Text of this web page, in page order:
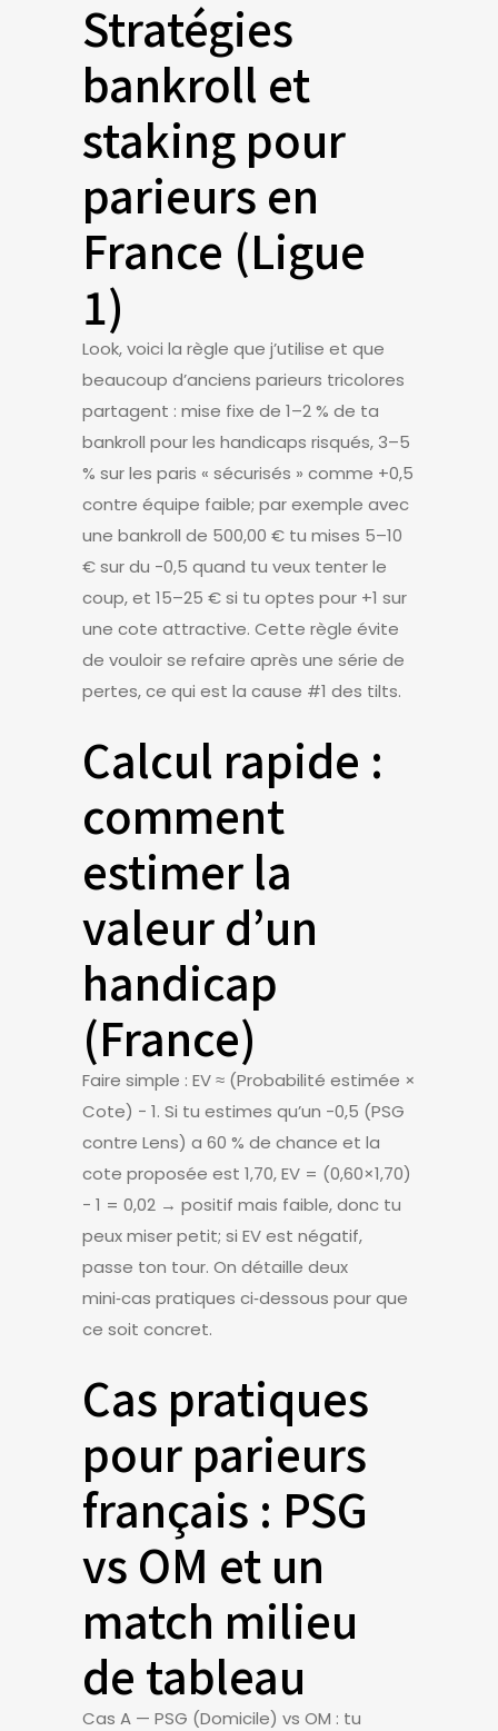
Stratégies
bankroll et
staking pour
parieurs en
France (Ligue
1)
Look, voici la règle que j’utilise et que
beaucoup d’anciens parieurs tricolores
partagent : mise fixe de 1–2 % de ta
bankroll pour les handicaps risqués, 3–5
% sur les paris « sécurisés » comme +0,5
contre équipe faible; par exemple avec
une bankroll de 500,00 € tu mises 5–10
€ sur du -0,5 quand tu veux tenter le
coup, et 15–25 € si tu optes pour +1 sur
une cote attractive. Cette règle évite
de vouloir se refaire après une série de
pertes, ce qui est la cause #1 des tilts.
Calcul rapide :
comment
estimer la
valeur d’un
handicap
(France)
Faire simple : EV ≈ (Probabilité estimée ×
Cote) − 1. Si tu estimes qu’un -0,5 (PSG
contre Lens) a 60 % de chance et la
cote proposée est 1,70, EV = (0,60×1,70)
− 1 = 0,02 → positif mais faible, donc tu
peux miser petit; si EV est négatif,
passe ton tour. On détaille deux
mini‑cas pratiques ci‑dessous pour que
ce soit concret.
Cas pratiques
pour parieurs
français : PSG
vs OM et un
match milieu
de tableau
Cas A — PSG (Domicile) vs OM : tu